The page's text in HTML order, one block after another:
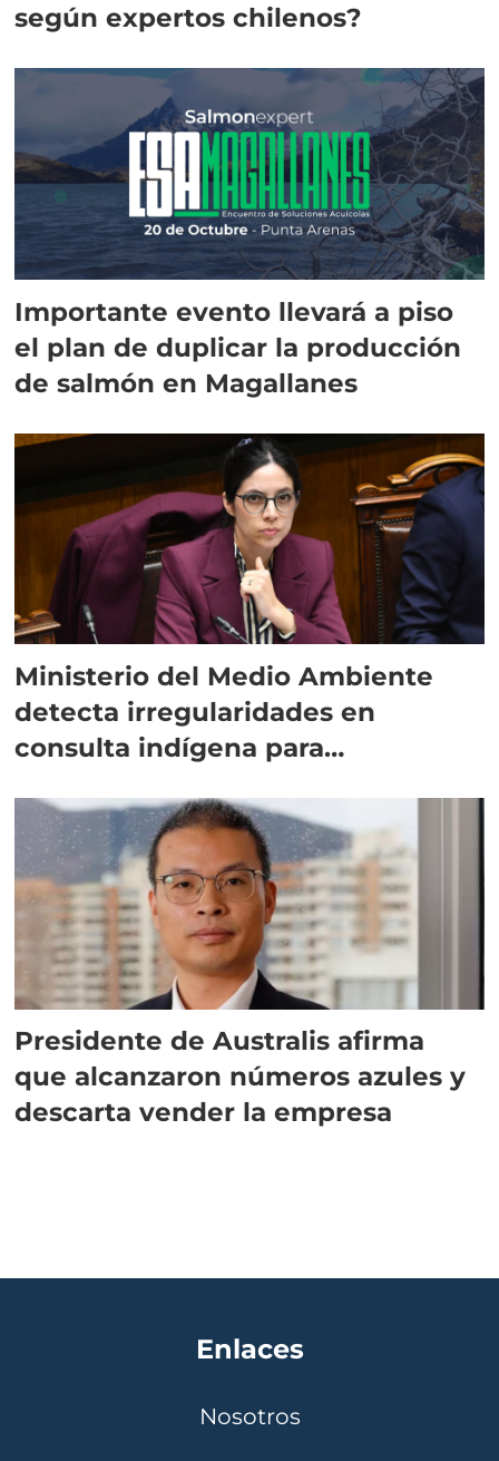
según expertos chilenos?
Importante evento llevará a piso
el plan de duplicar la producción
de salmón en Magallanes
Ministerio del Medio Ambiente
detecta irregularidades en
consulta indígena para
Presidente de Australis afirma
que alcanzaron números azules y
descarta vender la empresa
Enlaces
Nosotros